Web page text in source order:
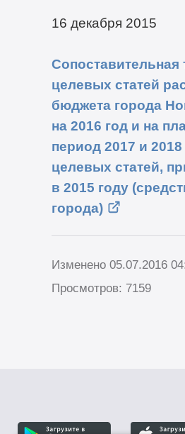
16 декабря 2015
Сопоставительная
целевых статей
бюджета города
на 2016 год и на
период 2017 и
целевых статей,
в 2015 году
города)
Изменено 05.07.2016
Просмотров: 7159